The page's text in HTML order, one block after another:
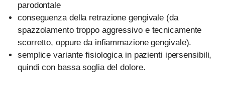
parodontale
conseguenza della retrazione gengivale (da
spazzolamento troppo aggressivo e tecnicamente
scorretto, oppure da infiammazione gengivale).
semplice variante fisiologica in pazienti ipersensibili,
quindi con bassa soglia del dolore.